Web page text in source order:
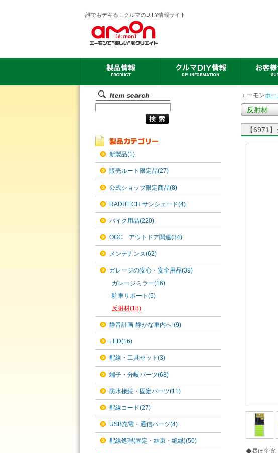
誰でもデキる！クルマのD.I.Y情報サイト
新製品(1)
販売ルート限定品(27)
公式ショップ限定商品(8)
RADITECH サンシェード(4)
バイク用品(220)
OGC アウトドア関連(34)
メンテナンス(62)
ガレージの安心・安全用品(39)
ガレージミラー(16)
駐車サポート(5)
反射材(18)
静音計画-静かな車内へ-(9)
LED(16)
配線・工具セット(3)
端子・分岐パーツ(68)
防水接続・固定パーツ(11)
配線コード(27)
USB充電・通信パーツ(4)
配線処理(固定・結束・絶縁)(50)
エーモンホー
反射材
【6971
◆昼は蛍光